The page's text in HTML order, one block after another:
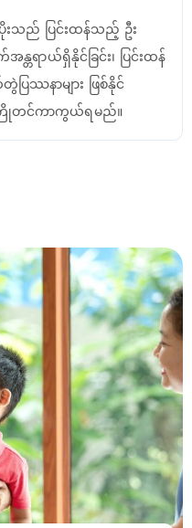
ပိုးသည် ပြင်းထန်သည့် ဦး
န္တရာယ်ရှိနိုင်ခြင်း၊ ပြင်းထန်
ဿနာများ ဖြစ်နိုင်
ြိုတင်ကာကွယ်ရမည်။